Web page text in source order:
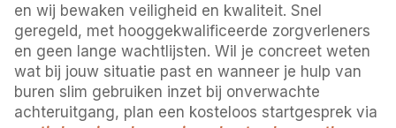
en wij bewaken veiligheid en kwaliteit. Snel
geregeld, met hooggekwalificeerde zorgverleners
en geen lange wachtlijsten. Wil je concreet weten
wat bij jouw situatie past en wanneer je hulp van
buren slim gebruiken inzet bij onverwachte
achteruitgang, plan een kosteloos startgesprek via